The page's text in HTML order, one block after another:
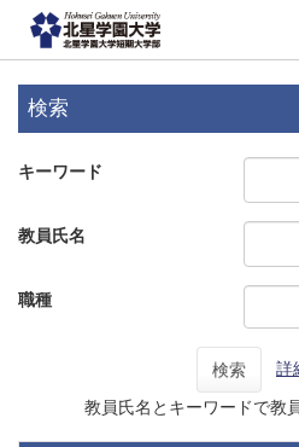
検索
キーワード
教員氏名
職種
検索 詳
教員氏名とキーワードで教